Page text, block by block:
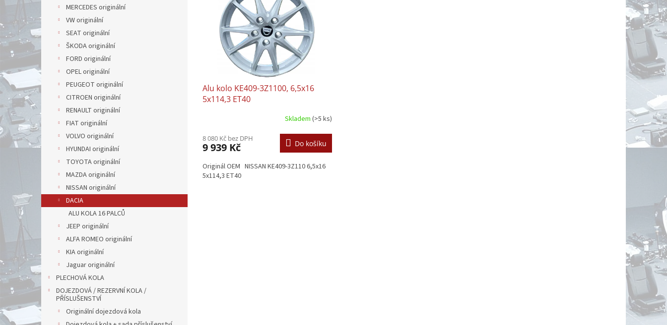
MERCEDES originální
VW originální
SEAT originální
ŠKODA originální
FORD originální
OPEL originální
PEUGEOT originální
CITROEN originální
RENAULT originální
FIAT originální
VOLVO originální
HYUNDAI originální
TOYOTA originální
MAZDA originální
NISSAN originální
DACIA
ALU KOLA 16 PALCŮ
JEEP originální
ALFA ROMEO originální
KIA originální
Jaguar originální
PLECHOVÁ KOLA
DOJEZDOVÁ / REZERVNÍ KOLA /
PŘÍSLUŠENSTVÍ
Originální dojezdová kola
Alu kolo KE409-3Z1100, 6,5x16
5x114,3 ET40
Skladem (>5 ks)
8 080 Kč bez DPH
9 939 Kč Do košíku
Originál OEM NISSAN KE409-3Z110 6,5x16
5x114,3 ET40